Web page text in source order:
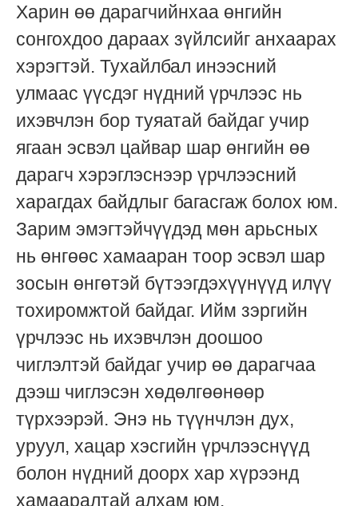
Харин өө дарагчийнхаа өнгийн
сонгохдоо дараах зүйлсийг анхаарах
хэрэгтэй. Тухайлбал инээсний
улмаас үүсдэг нүдний үрчлээс нь
ихэвчлэн бор туяатай байдаг учир
ягаан эсвэл цайвар шар өнгийн өө
дарагч хэрэглэснээр үрчлээсний
харагдах байдлыг багасгаж болох юм.
Зарим эмэгтэйчүүдэд мөн арьсных
нь өнгөөс хамааран тоор эсвэл шар
зосын өнгөтэй бүтээгдэхүүнүүд илүү
тохиромжтой байдаг. Ийм зэргийн
үрчлээс нь ихэвчлэн доошоо
чиглэлтэй байдаг учир өө дарагчаа
дээш чиглэсэн хөдөлгөөнөөр
түрхээрэй. Энэ нь түүнчлэн дух,
уруул, хацар хэсгийн үрчлээснүүд
болон нүдний доорх хар хүрээнд
хамааралтай алхам юм.